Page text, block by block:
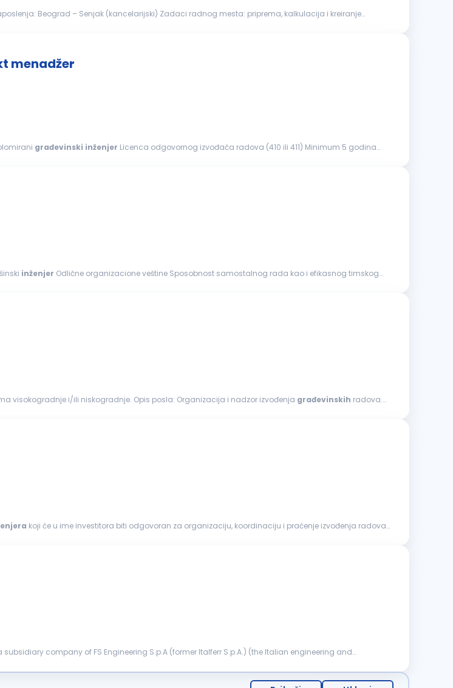
Beograd – Senjak (kancelarijski) Zadaci radnog mesta: priprema, kalkulacija i kreiranje
menadžer
– projekt menadžer Uslovi: Diplomirani građevinski inženjer Licenca odgovornog izvođača radova (410 ili 411) Minimum 5 godina
inženjer Odlične organizacione veštine Sposobnost samostalnog rada kao i efikasnog timskog
za rad na projektima visokogradnje i/ili niskogradnje. Opis posla: Organizacija i nadzor izvođenja građevinskih radova.
koji će u ime investitora biti odgovoran za organizaciju, koordinaciju i praćenje izvođenja radova,
company of FS Engineering S.p.A (former Italferr S.p.A.) (the Italian engineering and